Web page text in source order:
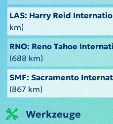
LAS: Harry Reid
km)
RNO: Reno Tahoe
(688 km)
SMF: Sacramento
(867 km)
Werkzeuge